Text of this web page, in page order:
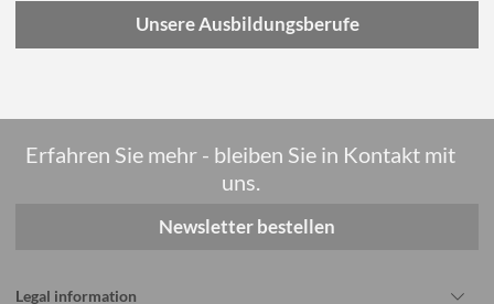
Unsere Ausbildungsberufe
Erfahren Sie mehr - bleiben Sie in Kontakt mit
uns.
Newsletter bestellen
Legal information